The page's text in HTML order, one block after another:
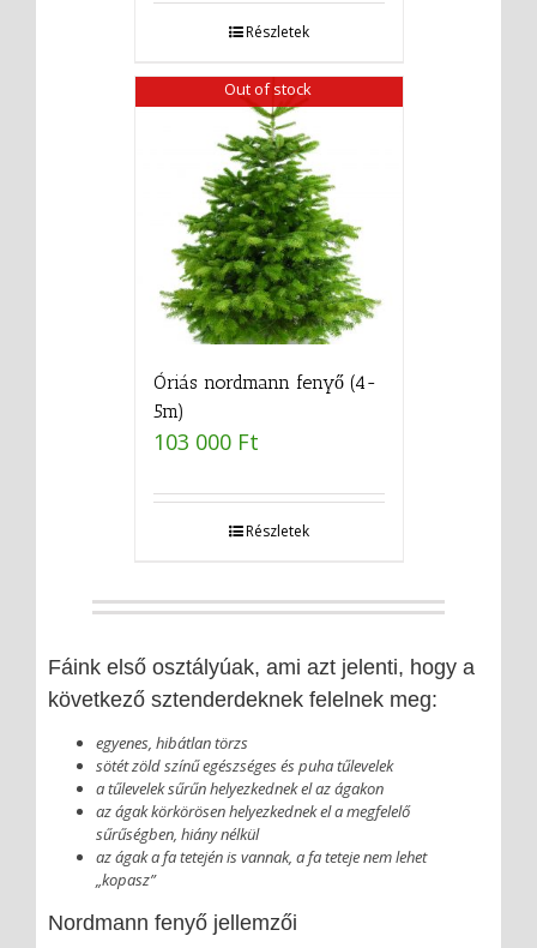
Részletek
Out of stock
Óriás nordmann fenyő (4-
5m)
103 000 Ft
Részletek
Fáink első osztályúak, ami azt jelenti, hogy a
következő sztenderdeknek felelnek meg:
egyenes, hibátlan törzs
sötét zöld színű egészséges és puha tűlevelek
a tűlevelek sűrűn helyezkednek el az ágakon
az ágak körkörösen helyezkednek el a megfelelő
sűrűségben, hiány nélkül
az ágak a fa tetején is vannak, a fa teteje nem lehet
„kopasz”
Nordmann fenyő jellemzői